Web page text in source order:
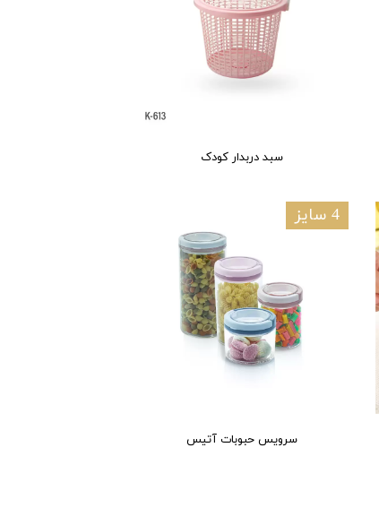
سبد دربدار کودک
سرویس حبوبات آتیس
4 سایز